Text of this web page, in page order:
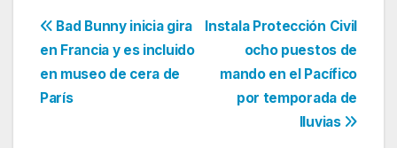
Navegación
de
entradas
Instala Protección Civil
ocho puestos de
mando en el Pacífico
por temporada de
lluvias
Bad Bunny inicia gira
en Francia y es incluido
en museo de cera de
París